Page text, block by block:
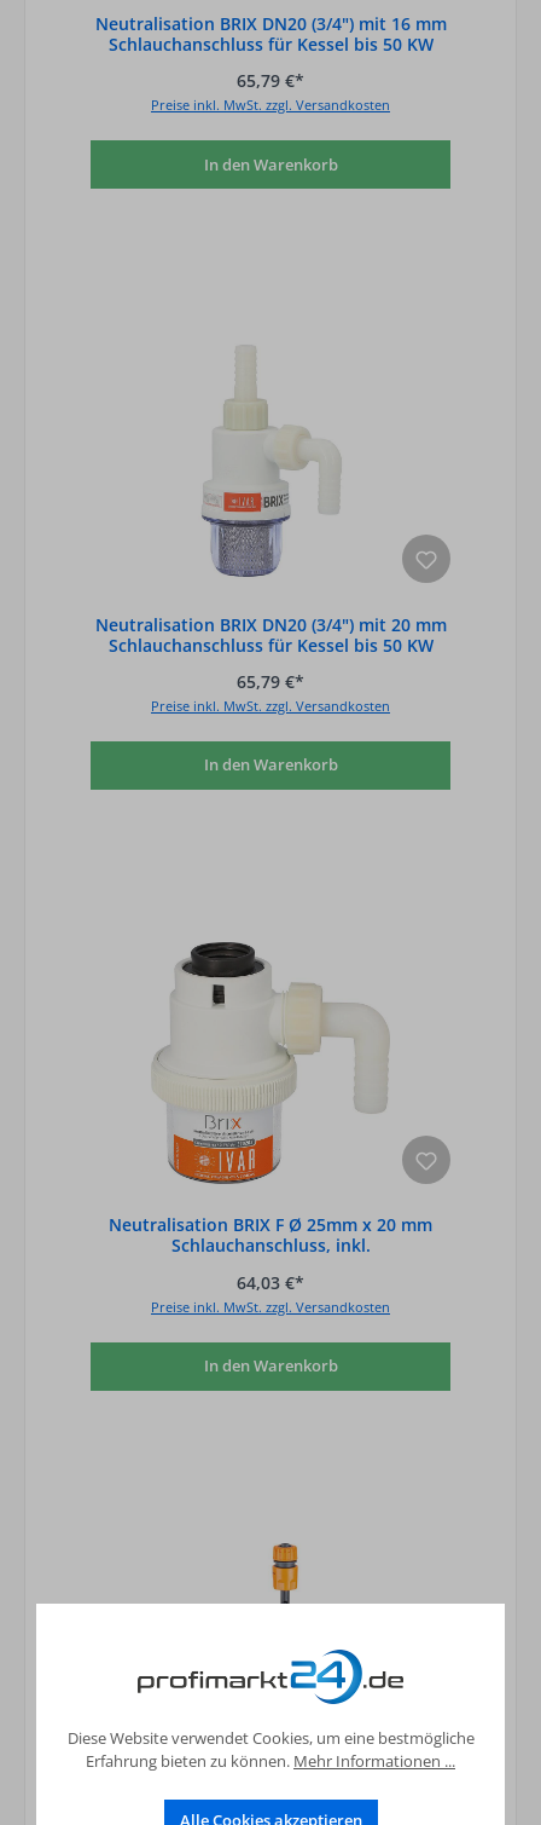
Neutralisation BRIX DN20 (3/4") mit 16 mm
Schlauchanschluss für Kessel bis 50 KW
65,79 €*
Preise inkl. MwSt. zzgl. Versandkosten
In den Warenkorb
Neutralisation BRIX DN20 (3/4") mit 20 mm
Schlauchanschluss für Kessel bis 50 KW
65,79 €*
Preise inkl. MwSt. zzgl. Versandkosten
In den Warenkorb
Neutralisation BRIX F Ø 25mm x 20 mm
Schlauchanschluss, inkl.
64,03 €*
Preise inkl. MwSt. zzgl. Versandkosten
In den Warenkorb
Diese Website verwendet Cookies, um eine bestmögliche
Erfahrung bieten zu können. Mehr Informationen ...
Alle Cookies akzeptieren